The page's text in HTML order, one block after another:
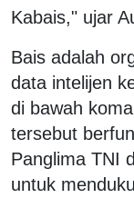
Kabais," ujar
Bais adalah
data intelijen
di bawah
tersebut
Panglima TNI
untuk